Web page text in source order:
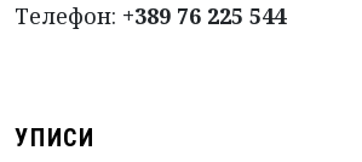
УПИСИ
Телефон: +389 76 225 544